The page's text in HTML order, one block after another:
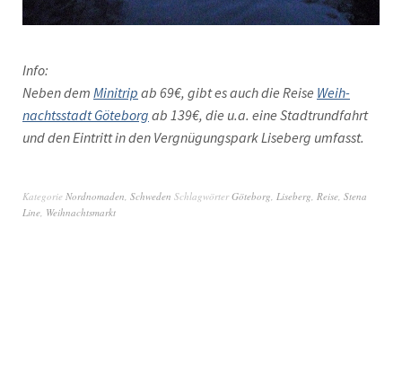
Info:
Neben dem Mini­trip ab 69€, gibt es auch die Reise Wei­h­
nachtsstadt Göte­borg ab 139€, die u.a. eine Stadtrund­fahrt
und den Ein­tritt in den Vergnü­gungspark Lise­berg umfasst.
Kategorie Nordnomaden, Schweden SchlagwörterGöteborg, Liseberg, Reise, Stena
Line, Weihnachtsmarkt